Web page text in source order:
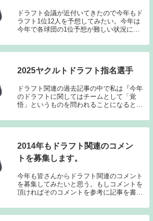
ドラフト会議が近付いてきたので今年もド
ラフト1位12人を予想してみたい。今年は
今年で各球団の1位予想が難しい状況にあ
団が半分くらいはあるのではないだろう
か？本来であればこの記事はドラフト前日
2025ヤクルトドラフト指名選手
ドラフト関連の過去記事の中で私は『今年
のドラフトに関してはチームとして「覚
悟」というものを問われることになると思
ことはほぼ不可能ではあるのだが、スケー
ル感のあるチームを作るために「覚悟」を
2014年もドラフト関連のコメン
トを募集します。
今年も皆さんからドラフト関連のコメント
を募集してみたいと思う。もしコメントを
頂ければそのコメントを参考に記事を書い
もドラフト関連のコメント募集」今年のド
ラフト関連記事→「2014ヤクルトのドラフ